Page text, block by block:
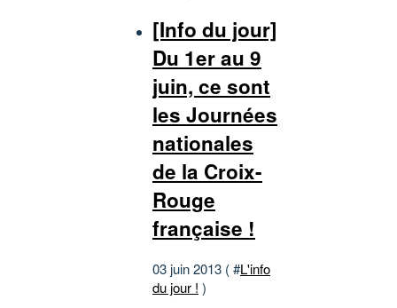
[Info du jour]
Du 1er au 9
juin, ce sont
les Journées
nationales
de la Croix-
Rouge
française !
03 juin 2013 ( #L'info
du jour ! )